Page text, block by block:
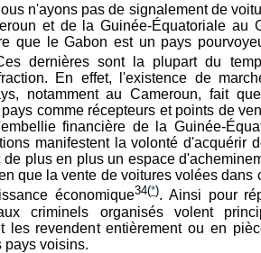
n'ayons pas de signalement de
et de la Guinée-Équatoriale au
que le Gabon est un pays
dernières sont la plupart du
En effet, l'existence de
notamment au Cameroun, fait
comme récepteurs et points de
financière de la Guinée-
manifestent la volonté d'acquérir
plus en plus un espace
que la vente de voitures volées dans
économique34(*). Ainsi pour
criminels organisés volent
les revendent entièrement ou en
pays voisins.